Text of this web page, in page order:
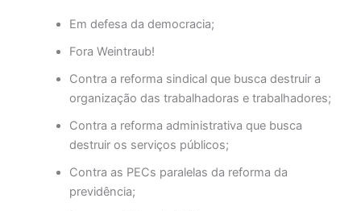
Em defesa da democracia;
Fora Weintraub!
Contra a reforma sindical que busca destruir a
organização das trabalhadoras e trabalhadores;
Contra a reforma administrativa que busca
destruir os serviços públicos;
Contra as PECs paralelas da reforma da
previdência;